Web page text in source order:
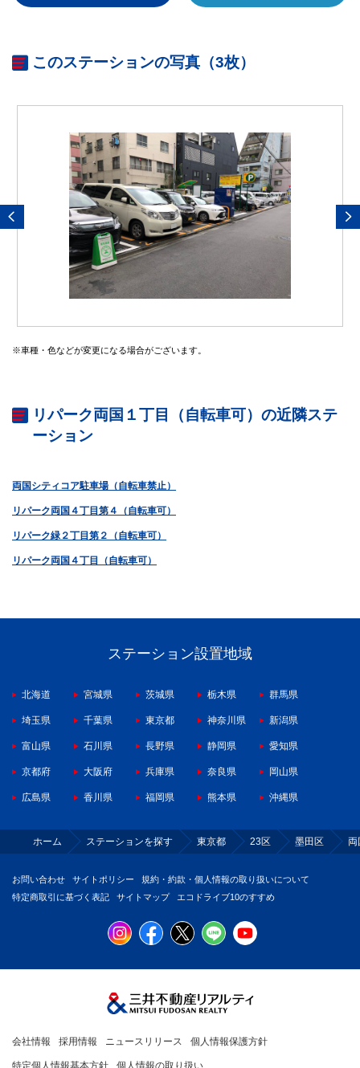
このステーションの写真（3枚）
※車種・色などが変更になる場合がございます。
リパーク両国１丁目（自転車可）の近隣ステ
ーション
両国シティコア駐車場（自転車禁止）
リパーク両国４丁目第４（自転車可）
リパーク緑２丁目第２（自転車可）
リパーク両国４丁目（自転車可）
ステーション設置地域
北海道 宮城県 茨城県 栃木県 群馬県
埼玉県 千葉県 東京都 神奈川県 新潟県
富山県 石川県 長野県 静岡県 愛知県
京都府 大阪府 兵庫県 奈良県 岡山県
広島県 香川県 福岡県 熊本県 沖縄県
ホーム ステーションを探す 東京都 23区 墨田区 両
お問い合わせ サイトポリシー
規約・約款・個人情報の取り扱いについて
特定商取引に基づく表記
サイトマップ エコドライブ10のすすめ
会社情報 採用情報 ニュースリリース 個人情報保護方針
特定個人情報基本方針 個人情報の取り扱い